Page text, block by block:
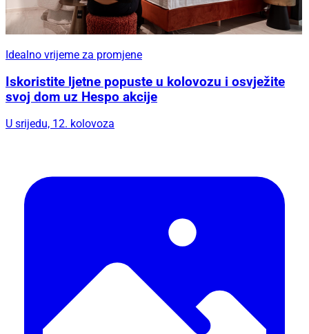
Idealno vrijeme za promjene
Iskoristite ljetne popuste u kolovozu i osvježite
svoj dom uz Hespo akcije
U srijedu, 12. kolovoza